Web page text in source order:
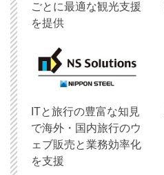
ごとに最適な観光支援
を提供
ITと旅行の豊富な知見
で海外・国内旅行のウ
ェブ販売と業務効率化
を支援